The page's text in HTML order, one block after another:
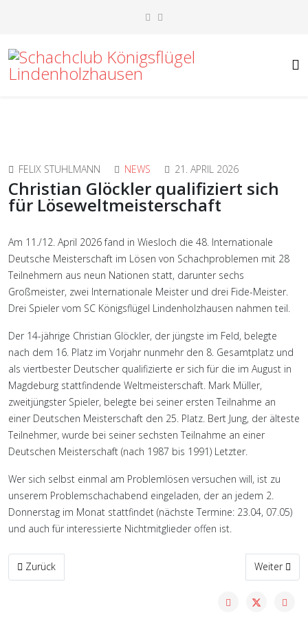
FELIX STUHLMANN NEWS 21. APRIL 2026
Christian Glöckler qualifiziert sich
für Löseweltmeisterschaft
Am 11./12. April 2026 fand in Wiesloch die 48. Internationale
Deutsche Meisterschaft im Lösen von Schachproblemen mit 28
Teilnehmern aus neun Nationen statt, darunter sechs
Großmeister, zwei Internationale Meister und drei Fide-Meister.
Drei Spieler vom SC Königsflügel Lindenholzhausen nahmen teil.
Der 14-jährige Christian Glöckler, der jüngste im Feld, belegte
nach dem 16. Platz im Vorjahr nunmehr den 8. Gesamtplatz und
als viertbester Deutscher qualifizierte er sich für die im August in
Magdeburg stattfindende Weltmeisterschaft. Mark Müller,
zweitjüngster Spieler, belegte bei seiner ersten Teilnahme an
einer Deutschen Meisterschaft den 25. Platz. Bert Jung, der älteste
Teilnehmer, wurde bei seiner sechsten Teilnahme an einer
Deutschen Meisterschaft (nach 1987 bis 1991) Letzter.
Wer sich selbst einmal am Problemlösen versuchen will, ist zu
unserem Problemschachabend eingeladen, der an jedem 2.
Donnerstag im Monat stattfindet (nächste Termine: 23.04, 07.05)
und auch für interessierte Nichtmitglieder offen ist.
Vorheriger Beitrag: Gemischtes Ergebnis im Bezirkspokal
Zurück Nächster
Weiter